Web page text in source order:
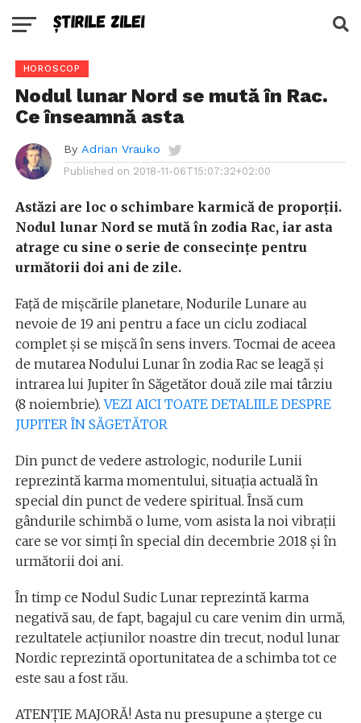
HOROSCOP
Nodul lunar Nord se mută în Rac.
Ce înseamnă asta
By Adrian Vrauko
Published on 2018-11-06T15:07:32+02:00
Astăzi are loc o schimbare karmică de proporții.
Nodul lunar Nord se mută în zodia Rac, iar asta
atrage cu sine o serie de consecințe pentru
următorii doi ani de zile.
Față de mișcările planetare, Nodurile Lunare au
nevoie de 19 ani pentru a face un ciclu zodiacal
complet și se mișcă în sens invers. Tocmai de aceea
de mutarea Nodului Lunar în zodia Rac se leagă și
intrarea lui Jupiter în Săgetător două zile mai târziu
(8 noiembrie).VEZI AICI TOATE DETALIILE DESPRE
JUPITER ÎN SĂGETĂTOR
Din punct de vedere astrologic, nodurile Lunii
reprezintă karma momentului, situația actuală în
special din punct de vedere spiritual. Însă cum
gândurile schimbă o lume, vom asista la noi vibrații
care se vor simți în special din decembrie 2018 și în
următorii doi ani.
În timp ce Nodul Sudic Lunar reprezintă karma
negativă sau, de fapt, bagajul cu care venim din urmă,
rezultatele acțiunilor noastre din trecut, nodul lunar
Nordic reprezintă oportunitatea de a schimba tot ce
este sau a fost rău.
ATENȚIE MAJORĂ! Asta nu presupune a șterge cu